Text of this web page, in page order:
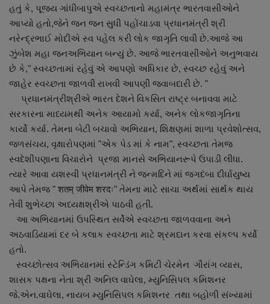
હતું કે, પૂજ્ય ગાંધીબાપુએ સ્વચ્છતાનો મહામંત્ર ભારતવાસીઓને
આપ્યો હતો,જેને જન જન સુધી પહોંચાડવા પ્રધાનમંત્રી શ્રી
નરેન્દ્રભાઈ મોદીએ સ્વ પહેલ કરી લોક જાગૃતિ લાવી છે.આજે આ
ઝુંબેશ મહા જનઅભિયાન બન્યું છે. આજે ભારતવાસીઓને અનુભવાય
છે કે," સ્વચ્છતામાં રહેવું એ આપણો અધિકાર છે, સ્વચ્છ રહેવું અને
જાહેર સ્વચ્છતા જાળવી રાખવી આપણી જવાબદારી છે. "
પ્રધાનમંત્રીશ્રીએ ભારત દેશને વિકસિત રાષ્ટ્ર બનાવવા માટે
સરકારના માધ્યમથી અનેક આયામો કર્યા, અનેક લોકજાગૃતિના
કાર્યો કર્યા. તેમના બેટી બચાવો અભિયાન, શિક્ષણમાં શાળા પ્રવેશોત્સવ,
જળસંચય, વૃક્ષારોપણમાં "એક પેડ માં કે નામ", સ્વચ્છતા તેમજ
સ્વદેશીપણાના વિચારોને પ્રજા માનસે અભિયાનરૂપે ઉપાડી લીધા.
ત્યારે આવા યશસ્વી પ્રધાનમંત્રી ને જન્મદિને માં જગદંબા દીર્ઘાયુષ્ય
આપે તેમજ " शतम् जीवेम शरदः" તેમના માટે સાચા અર્થમાં સાર્થક થાય
તેવી શુભેચ્છા અધ્યક્ષશ્રીએ પાઠવી હતી.
આ અભિયાનમાં ઉપસ્થિત સર્વેએ સ્વચ્છતા જાળવવાના અને
અઠવાડિયામાં દર બે કલાક સ્વચ્છતા માટે શ્રમદાન કરવા સંકલ્પ કર્યો
હતો.
સ્વચ્છોત્સવ અભિયાનમાં સ્ટેન્ડિંગ કમિટી ચેરમેન ગૌરાંગ વ્યાસ,
શાસક પક્ષના નેતા શ્રી અનિલ વાઘેલા, મ્યુનિસિપલ કમિશનર
જે.એન.વાઘેલા, નાયબ મ્યુનિસિપલ કમિશનર તથા બહોળી સંખ્યામાં